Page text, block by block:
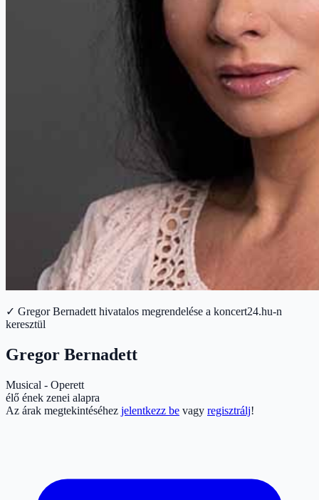
✓ Gregor Bernadett hivatalos megrendelése a koncert24.hu-n
keresztül
Gregor Bernadett
Musical - Operett
élő ének zenei alapra
Az árak megtekintéséhez jelentkezz be vagy regisztrálj!